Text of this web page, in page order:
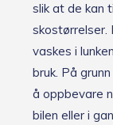
slik at de kan
skostørrelser.
vaskes i
bruk. På
å oppbevare
bilen eller i